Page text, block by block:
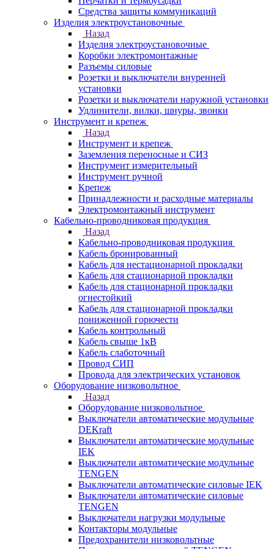
Средства защиты коммуникаций
Изделия электроустановочные
Назад
Изделия электроустановочные
Коробки электромонтажные
Разъемы силовые
Розетки и выключатели внуренней
установки
Розетки и выключатели наружной установки
Удлинители, вилки, шнуры, звонки
Инструмент и крепеж
Назад
Инструмент и крепеж
Заземления переносные и СИЗ
Инструмент измерительный
Инструмент ручной
Крепеж
Принадлежности и расходные материалы
Электромонтажный инструмент
Кабельно-проводниковая продукция
Назад
Кабельно-проводниковая продукция
Кабель бронированный
Кабель для нестационарной прокладки
Кабель для стационарной прокладки
Кабель для стационарной прокладки
огнестойкий
Кабель для стационарной прокладки
пониженной горючести
Кабель контрольный
Кабель свыше 1кВ
Кабель слаботочный
Провод СИП
Провода для электрических установок
Оборудование низковольтное
Назад
Оборудование низковольтное
Выключатели автоматические модульные
DEKraft
Выключатели автоматические модульные
IEK
Выключатели автоматические модульные
TENGEN
Выключатели автоматические силовые IEK
Выключатели автоматические силовые
TENGEN
Выключатели нагрузки модульные
Контакторы модульные
Предохранители низковольтные